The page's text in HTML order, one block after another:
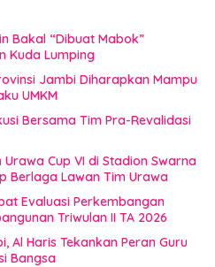
Bakal “Dibuat Mabok”
Kuda Lumping
Jambi Diharapkan Mampu
UMKM
Bersama Tim Pra-Revalidasi
Cup VI di Stadion Swarna
Berlaga Lawan Tim Urawa
Evaluasi Perkembangan
Triwulan II TA 2026
Al Haris Tekankan Peran Guru
Bangsa